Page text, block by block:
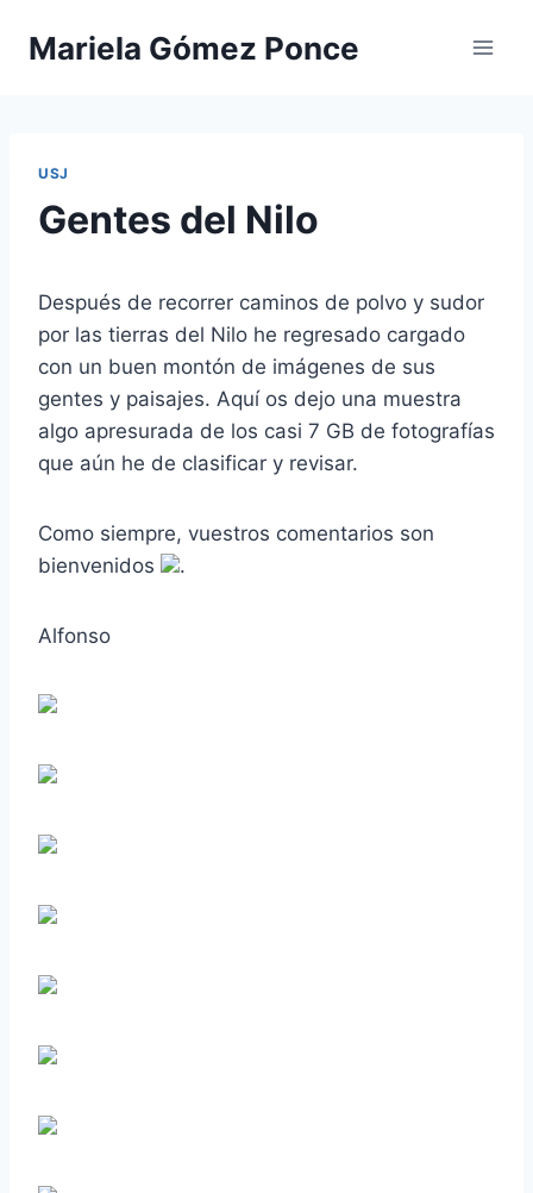
Mariela Gómez Ponce
USJ
Gentes del Nilo
Después de recorrer caminos de polvo y sudor
por las tierras del Nilo he regresado cargado
con un buen montón de imágenes de sus
gentes y paisajes. Aquí os dejo una muestra
algo apresurada de los casi 7 GB de fotografías
que aún he de clasificar y revisar.
Como siempre, vuestros comentarios son
bienvenidos
.
Alfonso